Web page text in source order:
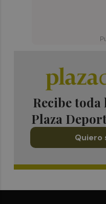
Recibe
Plaza
Quiero